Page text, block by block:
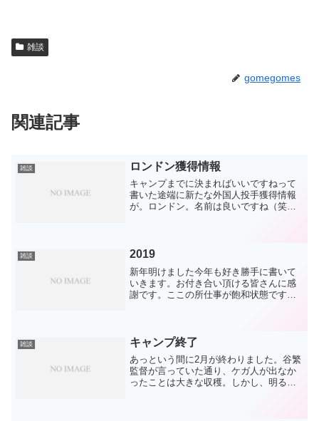
雑談
gomegomes
関連記事
雑談 ロンドン獲得情報
キャンプまでに決まればいいですねって
書いた途端に新たな外国人投手獲得情報
が。ロンドン。名前は良いですね（笑）
も荒くした感じ。バルデスよ...
雑談 2019
新年明けました今年も好き勝手に書いて
いきます。お付き合い頂ける皆さんに感
謝です。ここの所仕事が飽和状態です
一新されて、期待の膨らむ2...
雑談 キャンプ終了
あっという間に2月が終わりました。谷繁
監督が言っていた通り、ケガ人が出なか
ったことは大きな収穫。しかし、明るい